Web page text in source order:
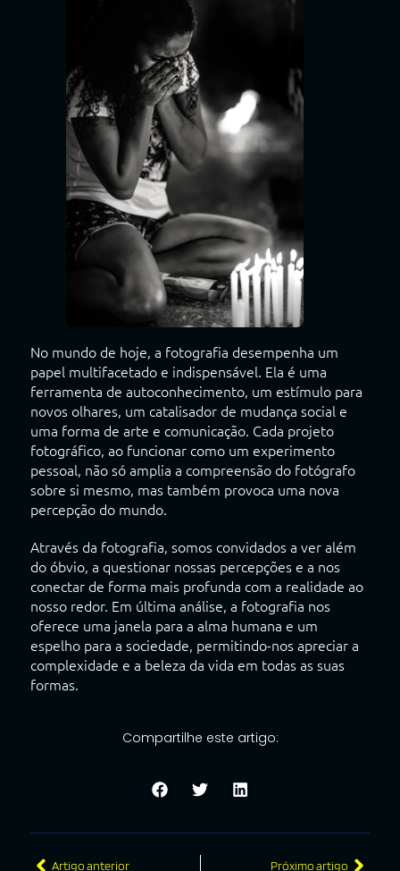
No mundo de hoje, a fotografia desempenha um
papel multifacetado e indispensável. Ela é uma
ferramenta de autoconhecimento, um estímulo para
novos olhares, um catalisador de mudança social e
uma forma de arte e comunicação. Cada projeto
fotográfico, ao funcionar como um experimento
pessoal, não só amplia a compreensão do fotógrafo
sobre si mesmo, mas também provoca uma nova
percepção do mundo.
Através da fotografia, somos convidados a ver além
do óbvio, a questionar nossas percepções e a nos
conectar de forma mais profunda com a realidade ao
nosso redor. Em última análise, a fotografia nos
oferece uma janela para a alma humana e um
espelho para a sociedade, permitindo-nos apreciar a
complexidade e a beleza da vida em todas as suas
formas.
Compartilhe este artigo:
Artigo anterior Próximo artigo